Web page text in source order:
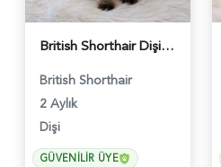
British Shorthair Dişi Yavrumuz 2 Aylık - 4647
British Shorthair
2 Aylık
Dişi
GÜVENILIR ÜYE